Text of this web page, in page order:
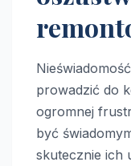
prowadzić do
ogromnej
być
skutecznie ich